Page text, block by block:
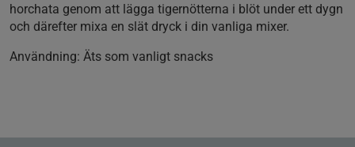
horchata genom att lägga tigernötterna i blöt under ett dygn
och därefter mixa en slät dryck i din vanliga mixer.
Användning: Äts som vanligt snacks